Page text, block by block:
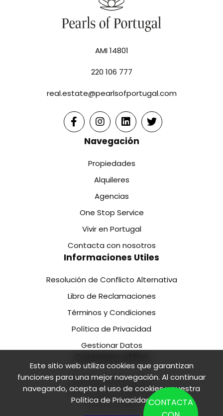
AMI 14801
220 106 777
real.estate@pearlsofportugal.com
Navegación
Propiedades
Alquileres
Agencias
One Stop Service
Vivir en Portugal
Contacta con nosotros
Informaciones Utiles
Resolución de Conflicto Alternativa
Libro de Reclamaciones
Términos y Condiciones
Política de Privacidad
Gestionar Datos
Rua de Camões 218 1.
Floor, Office 2 4000-138
Porto Portugal
CONTACTA
Este sitio web utiliza cookies que garantizan
funciones para una mejor navegación. Al continuar
navegando, acepta el uso de cookies y nuestra
Política de Privacidad.